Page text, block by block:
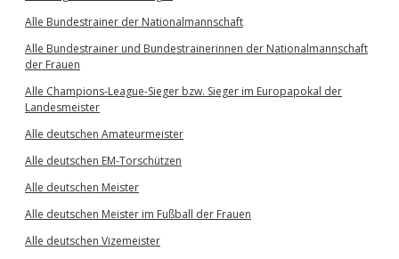
Alle Bundestrainer der Nationalmannschaft
Alle Bundestrainer und Bundestrainerinnen der Nationalmannschaft
der Frauen
Alle Champions-League-Sieger bzw. Sieger im Europapokal der
Landesmeister
Alle deutschen Amateurmeister
Alle deutschen EM-Torschützen
Alle deutschen Meister
Alle deutschen Meister im Fußball der Frauen
Alle deutschen Vizemeister